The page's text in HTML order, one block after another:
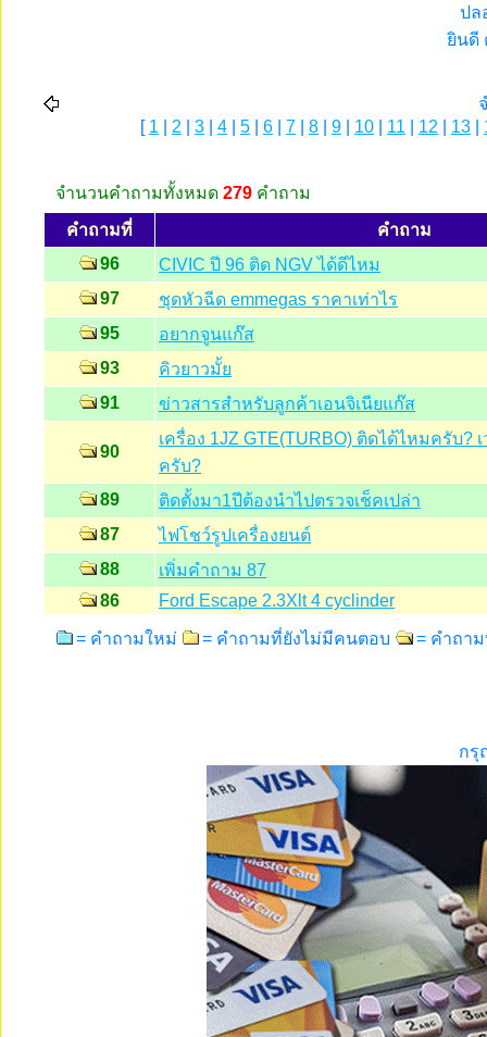
ปล
ยินดี
[ 1 2 3 4 5 6 7 8 9 10 11 12 13
จํานวนคำถามทั้งหมด 279 คำถาม
คำถามที่
คำถาม
96
CIVIC ปี 96 ติด NGV ได้ดีไหม
97
ชุดหัวฉีด emmegas ราคาเท่าไร
95
อยากจูนแก๊ส
93
คิวยาวมั้ย
91
ข่าวสารสำหรับลูกค้าเอนจิเนียแก๊ส
90
เครื่อง 1JZ GTE(TURBO) ติดได้ไหมครับ?
ครับ?
89
ติดตั้งมา1ปีต้องนำไปตรวจเช็คเปล่า
87
ไฟโชว์รูปเครื่องยนต์
88
เพิ่มคำถาม 87
86
Ford Escape 2.3Xlt 4 cyclinder
= คำถามใหม่ = คำถามที่ยังไม่มีคนตอบ = คำถา
กรุ